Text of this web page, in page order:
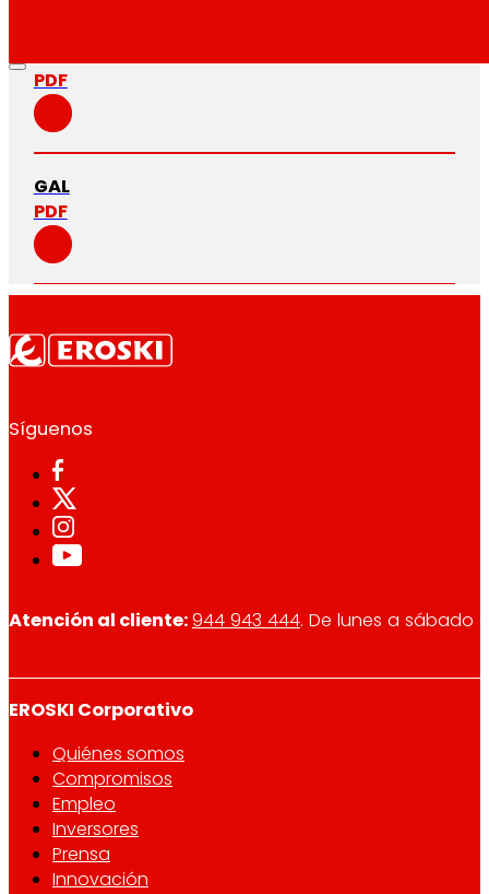
PDF
GAL
PDF
Síguenos
Atención al cliente:944 943 444. De lunes a sábado
EROSKI Corporativo
Quiénes somos
Compromisos
Empleo
Inversores
Prensa
Innovación